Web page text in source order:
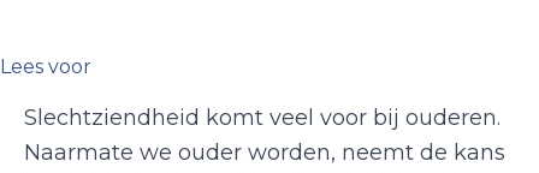
Lees voor
Slechtziendheid komt veel voor bij ouderen.
Naarmate we ouder worden, neemt de kans